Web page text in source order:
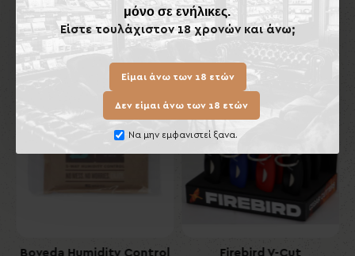
μόνο σε ενήλικες.
Είστε τουλάχιστον 18 χρονών και άνω;
Είμαι άνω των 18 ετών
Δεν είμαι άνω των 18 ετών
Να μην εμφανιστεί ξανα.
Ίδιας Κατηγορίας
Boveda Humidity Control
Firebird V-Cut